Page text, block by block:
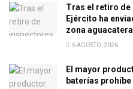
Tras el retiro de
Ejército ha
zona
6 AGOSTO, 2026
El mayor
baterías